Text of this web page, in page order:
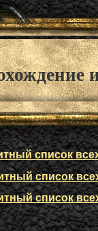
список
список
список